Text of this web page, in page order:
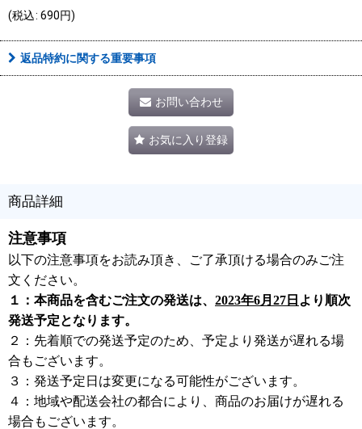
(税込: 690円)
返品特約に関する重要事項
お問い合わせ
お気に入り登録
商品詳細
注意事項
以下の注意事項をお読み頂き、ご了承頂ける場合のみご注
文ください。
１：本商品を含むご注文の発送は、 2023年6月27日 より順次
発送予定となります。
２：先着順での発送予定のため、予定より発送が遅れる場
合もございます。
３：発送予定日は変更になる可能性がございます。
４：地域や配送会社の都合により、商品のお届けが遅れる
場合もございます。